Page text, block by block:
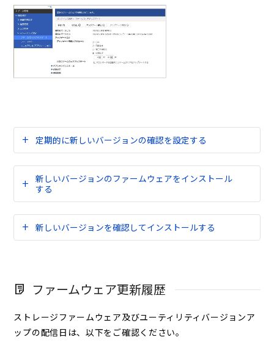
定期的に新しいバージョンの確認を設定する
新しいバージョンのファームウェアをインストール
する
新しいバージョンを確認してインストールする
ファームウェア更新履歴
ストレージファームウェア及びユーティリティバージョンア
ップの配信日は、以下をご確認ください。